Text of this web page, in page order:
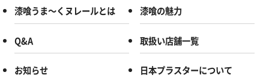
漆喰うま～くヌレールとは 漆喰の魅力
Q&A 取扱い店舗一覧
お知らせ 日本プラスターについて